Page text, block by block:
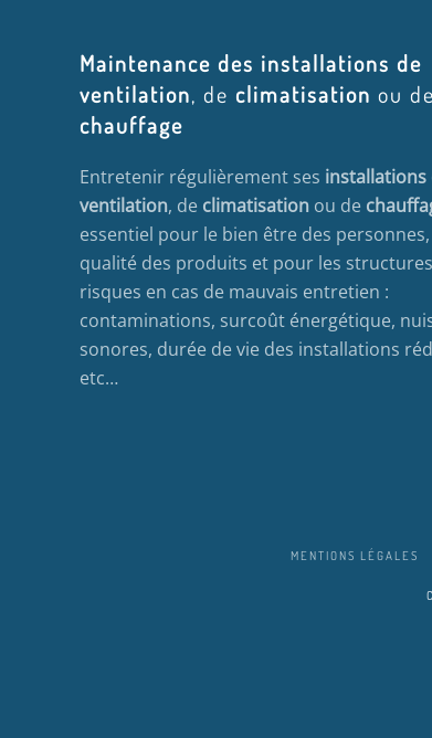
Maintenance des installations de
ventilation, de climatisation ou de
chauffage
Entretenir régulièrement ses installations
ventilation, de climatisation ou de
essentiel pour le bien être des personnes,
qualité des produits et pour les
risques en cas de mauvais entretien :
contaminations, surcoût énergétique,
sonores, durée de vie des installations
etc…
MENTIONS LÉGALES